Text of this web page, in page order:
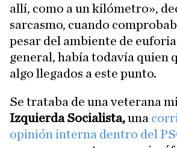
allí, como a un kilómetro»,
sarcasmo, cuando
pesar del ambiente de
general, había todavía quien
algo llegados a este punto.
Se trataba de una veterana
Izquierda Socialista,una
opinión interna dentro del